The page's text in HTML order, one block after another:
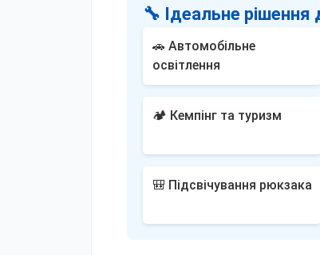
🔧 Ідеальне рішення
🚗 Автомобільне
освітлення
🏕️ Кемпінг та туризм
🎒 Підсвічування рюкзака